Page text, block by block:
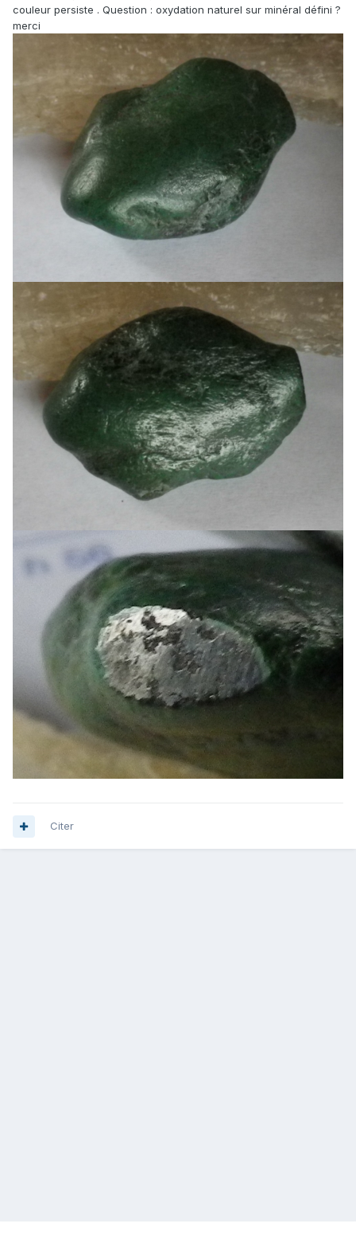
couleur persiste . Question : oxydation naturel sur minéral défini ?
merci
Citer